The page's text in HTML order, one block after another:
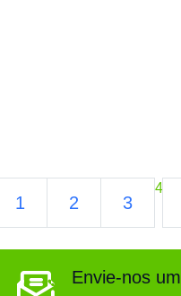
1 2 3
4
Envie-nos